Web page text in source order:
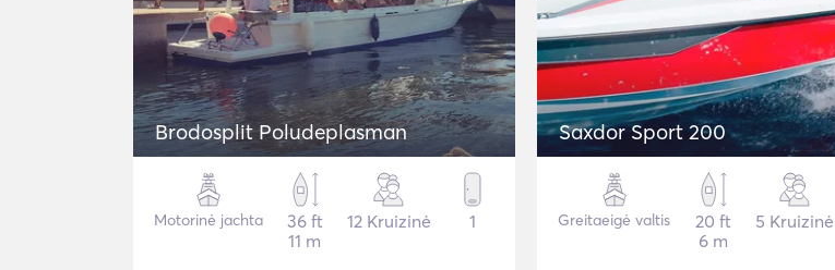
Brodosplit Poludeplasman
Motorinė jachta
36 ft
11 m
12 Kruizinė 1
Saxdor Sport 200
Greitaeigė valtis
20 ft
6 m
5 Kruizinė